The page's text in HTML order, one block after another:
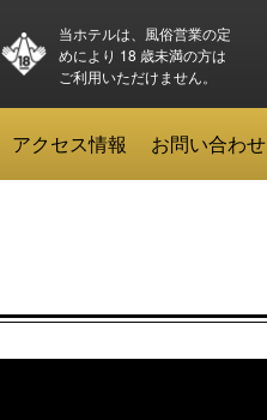
当ホテルは、風俗営業の定
めにより 18 歳未満の方は
ご利用いただけません。
アクセス情報 お問い合わせ